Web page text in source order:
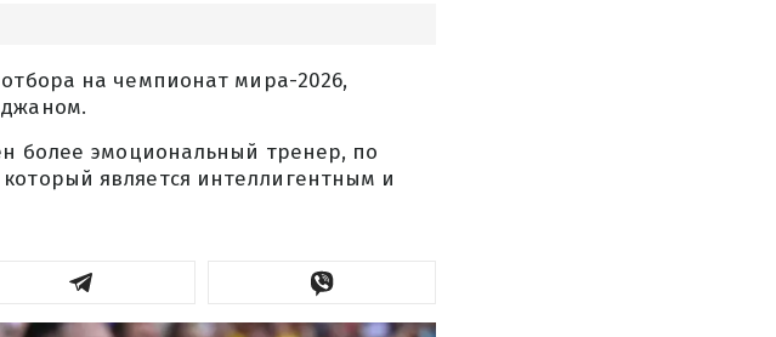
на чемпионат мира-2026,
более эмоциональный тренер, по
является интеллигентным и